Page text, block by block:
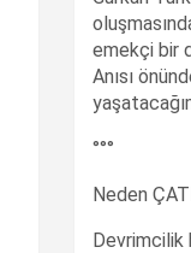
emekçi bir
Anısı
°°°
Neden
Devrimcilik